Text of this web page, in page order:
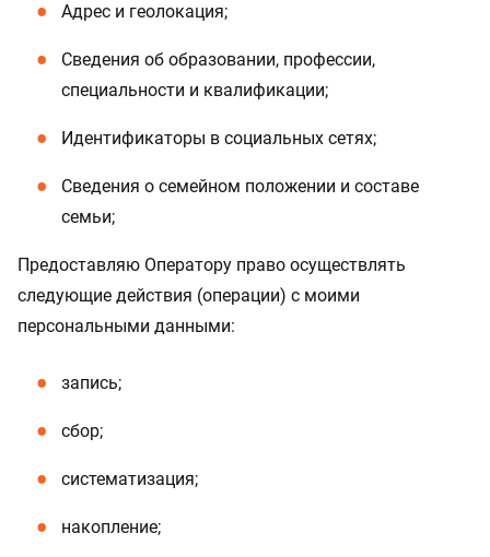
Адрес и геолокация;
Сведения об образовании, профессии,
специальности и квалификации;
Идентификаторы в социальных сетях;
Сведения о семейном положении и составе
семьи;
Предоставляю Оператору право осуществлять
следующие действия (операции) с моими
персональными данными:
запись;
сбор;
систематизация;
накопление;